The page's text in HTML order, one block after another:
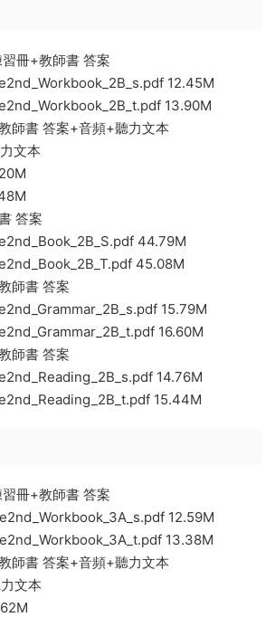
冊+教師書 答案
12.45M
13.90M
師書 答案+音頻+聽力文本
文本
答案
44.79M
45.08M
師書 答案
15.79M
16.60M
師書 答案
14.76M
15.44M
冊+教師書 答案
12.59M
13.38M
師書 答案+音頻+聽力文本
文本